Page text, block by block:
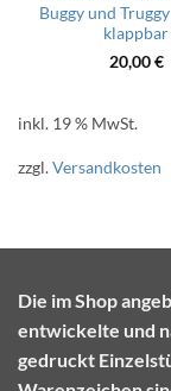
Buggy und
klappbar
20,00€
inkl. 19 % MwSt.
zzgl.Versandkosten
Die im Shop
entwickelte und
gedruckt